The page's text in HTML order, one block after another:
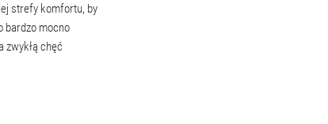
strefy komfortu, by
bardzo mocno
zwykłą chęć